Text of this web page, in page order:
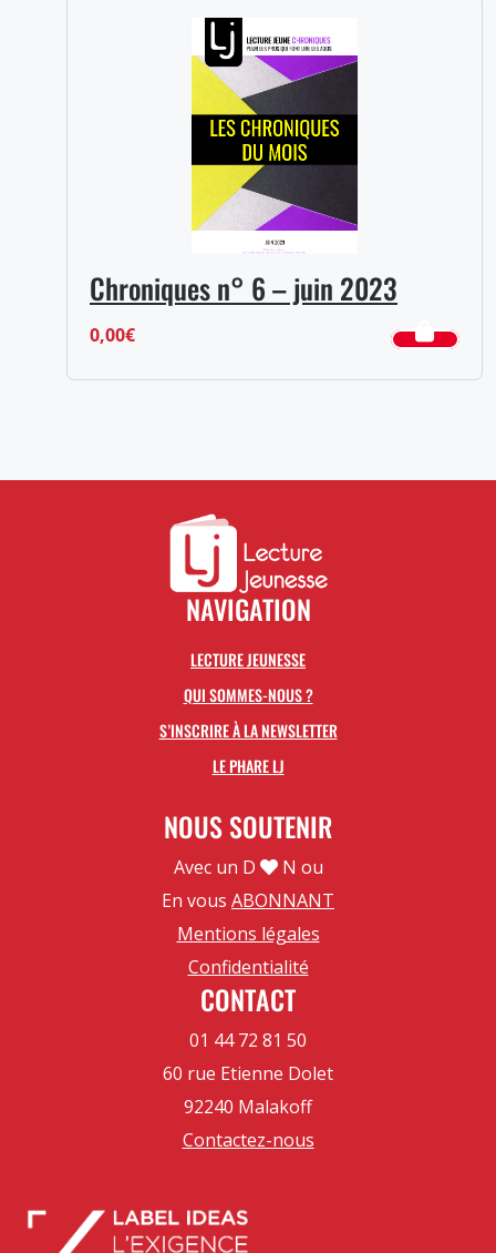
Chroniques n° 6 – juin 2023
0,00€
NAVIGATION
LECTURE JEUNESSE
QUI SOMMES-NOUS ?
S’INSCRIRE À LA NEWSLETTER
LE PHARE LJ
NOUS SOUTENIR
Avec un D
N ou
En vous ABONNANT
Mentions légales
Confidentialité
CONTACT
01 44 72 81 50
60 rue Etienne Dolet
92240 Malakoff
Contactez-nous